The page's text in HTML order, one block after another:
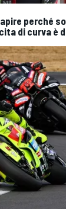
perché
di curva è